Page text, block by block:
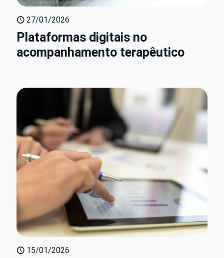
27/01/2026
Plataformas digitais no
acompanhamento terapêutico
15/01/2026